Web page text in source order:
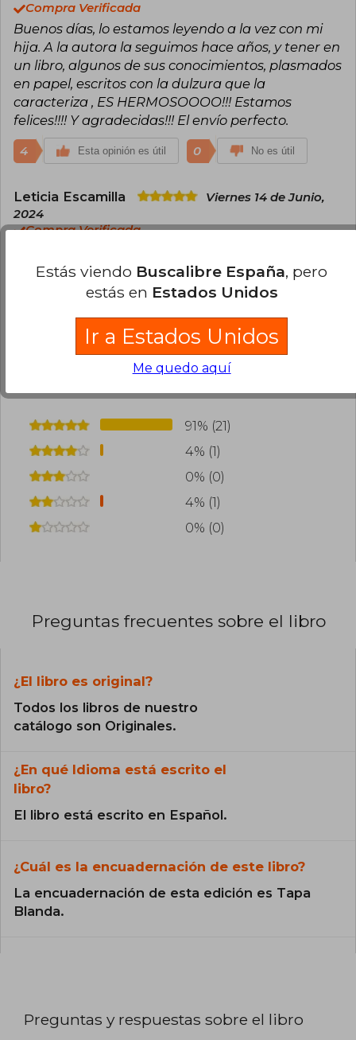
Compra Verificada
Buenos días, lo estamos leyendo a la vez con mi
hija. A la autora la seguimos hace años, y tener en
un libro, algunos de sus conocimientos, plasmados
en papel, escritos con la dulzura que la
caracteriza , ES HERMOSOOOO!!! Estamos
felices!!!! Y agradecidas!!! El envío perfecto.
4 Esta opinión es útil 0 No es útil
Leticia Escamilla
Viernes 14 de Junio,
2024
Compra Verificada
No es útil
Cargar más opiniones del libro
¿Leíste este libro? Inicia sesiónpara poder
91% (21)
4% (1)
0% (0)
4% (1)
0% (0)
Preguntas frecuentes sobre el libro
¿El libro es original?
Todos los libros de nuestro
catálogo son Originales.
¿En qué Idioma está escrito el
libro?
El libro está escrito en Español.
¿Cuál es la encuadernación de este libro?
La encuadernación de esta edición es Tapa
Blanda.
Preguntas y respuestas sobre el libro
Estás viendo Buscalibre España, pero
estás en Estados Unidos
Ir a Estados Unidos
Me quedo aquí